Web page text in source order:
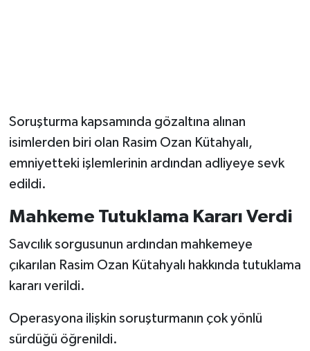
Soruşturma kapsamında gözaltına alınan
isimlerden biri olan Rasim Ozan Kütahyalı,
emniyetteki işlemlerinin ardından adliyeye sevk
edildi.
Mahkeme Tutuklama Kararı Verdi
Savcılık sorgusunun ardından mahkemeye
çıkarılan Rasim Ozan Kütahyalı hakkında tutuklama
kararı verildi.
Operasyona ilişkin soruşturmanın çok yönlü
sürdüğü öğrenildi.